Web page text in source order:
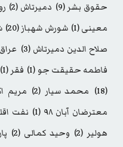
حقوق بشر (9) دمیرتاش (2)
معینی(1) شورش شهباز(20)
صلاح الدین دمیرتاش (3) عراق
فاطمه حقیقت جو (1) فقر (1)
(18)
محمد سیار (2) مریم
معترضان آبان ۹۸
(1) نفت
هولیر (2) وحید کمالی (2)